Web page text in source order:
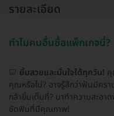
รายละเอียด
ทำไมคนอื่นซื้อแพ็กเกจนี้?
🦷 ยิ้มสวยและมั่นใจได้ทุกวัน!
คุณหรือไม่? อาจรู้สึกว่าฟันมีคร
กล้ายิ้มเต็มที่? มาทำความสะอา
ขัดฟันที่มีคุณภาพ!